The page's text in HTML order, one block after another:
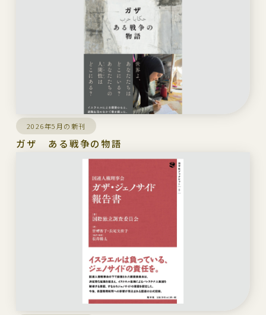
2026年5月の新刊
ガザ ある戦争の物語